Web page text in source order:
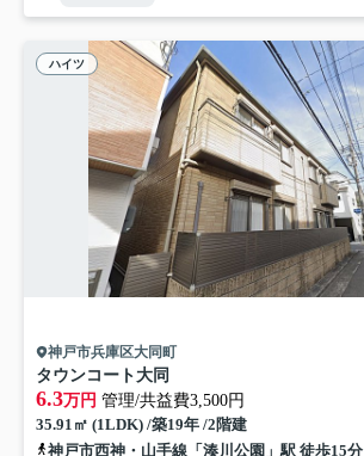
ハイツ
神戸市兵庫区大同町
タウンコート大同
6.3万円 管理/共益費3,500円
35.91㎡ (1LDK) /築19年 /2階建
神戸市西神・山手線「湊川公園」駅 徒歩15分